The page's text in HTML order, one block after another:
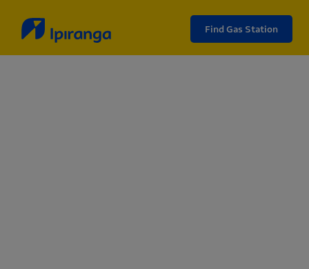
Find Gas Station